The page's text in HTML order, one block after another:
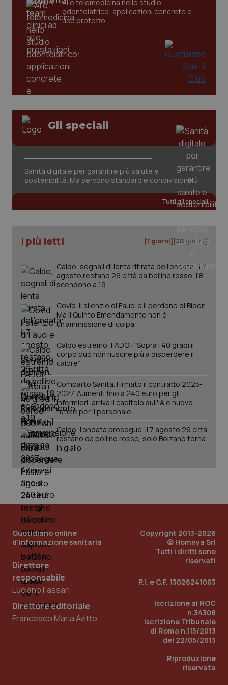
AI e telemedicina nello studio
odontoiatrico: applicazioni concrete e
uso protetto
Gli speciali
Sanità digitale per garantire più salute e
sostenibilità. Ma servono standard e condivisione
Tutti gli speciali
I più letti [7 giorni] [30 giorni]
Caldo, segnali di lenta ritirata dell'ondata: il 7
agosto restano 26 città da bollino rosso, l'8
scendono a 19
Covid. Il silenzio di Fauci e il perdono di Biden.
Ma il Quinto Emendamento non è
un’ammissione di colpa
Caldo estremo, FADOI: “Sopra i 40 gradi il
corpo può non riuscire più a disperdere il
calore”
Comparto Sanità. Firmato il contratto 2025-
2027. Aumenti fino a 240 euro per gli
infermieri, arriva il capitolo sull'IA e nuove
tutele per il personale
Caldo, l’ondata prosegue. Il 7 agosto 26 città
restano da bollino rosso, solo Bolzano torna
in giallo
Quotidiano online
d'informazione sanitaria
Direttore
responsabile
Luciano Fassari
Direttore editoriale
Francesco Maria Avitto
Copyright 2013-2026
© Homnya Srl
Tutti i diritti sono
riservati
P.I. e C.F. 13026241003
Iscrizione al ROC
n.34308
Iscrizione Tribunale
di Roma n.115/2013
del 22/05/2013
Riproduzione
riservata
www.quotidianosanita.it
tracking-sites-ironfish-
www.quotidianosanita.it
tracking-sites-ironfish-
session-id
www.quotidianosanita.it
_ga
Google LLC
PHPSESSID
PHP.net
www.quotidianosanita.it